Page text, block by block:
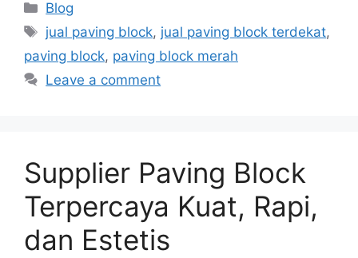
Blog
jual paving block, jual paving block terdekat,
paving block, paving block merah
Leave a comment
Supplier Paving Block
Terpercaya Kuat, Rapi,
dan Estetis